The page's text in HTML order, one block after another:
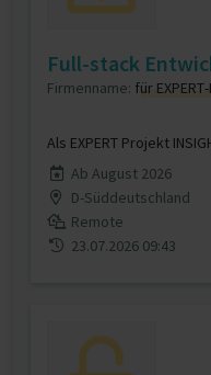
Full-stack
Firmenname: für
Als EXPERT Projekt
Ab August 2026
D-Süddeutschland
Remote
23.07.2026 09:43